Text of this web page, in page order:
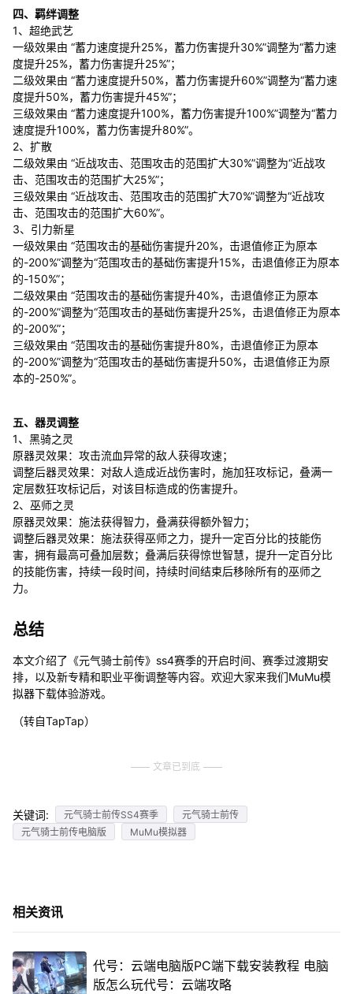
四、羁绊调整
1、超绝武艺
一级效果由 “蓄力速度提升25%，蓄力伤害提升30%”调整为“蓄力速
度提升25%，蓄力伤害提升25%”；
二级效果由 “蓄力速度提升50%，蓄力伤害提升60%”调整为“蓄力速
度提升50%，蓄力伤害提升45%”；
三级效果由 “蓄力速度提升100%，蓄力伤害提升100%”调整为“蓄力
速度提升100%，蓄力伤害提升80%”。
2、扩散
二级效果由 “近战攻击、范围攻击的范围扩大30%”调整为“近战攻
击、范围攻击的范围扩大25%”；
三级效果由 “近战攻击、范围攻击的范围扩大70%”调整为“近战攻
击、范围攻击的范围扩大60%”。
3、引力新星
一级效果由 “范围攻击的基础伤害提升20%，击退值修正为原本
的-200%”调整为“范围攻击的基础伤害提升15%，击退值修正为原本
的-150%”；
二级效果由 “范围攻击的基础伤害提升40%，击退值修正为原本
的-200%”调整为“范围攻击的基础伤害提升25%，击退值修正为原本
的-200%”；
三级效果由 “范围攻击的基础伤害提升80%，击退值修正为原本
的-200%”调整为“范围攻击的基础伤害提升50%，击退值修正为原
本的-250%”。
五、器灵调整
1、黑骑之灵
原器灵效果：攻击流血异常的敌人获得攻速；
调整后器灵效果：对敌人造成近战伤害时，施加狂攻标记，叠满一
定层数狂攻标记后，对该目标造成的伤害提升。
2、巫师之灵
原器灵效果：施法获得智力，叠满获得额外智力；
调整后器灵效果：施法获得巫师之力，提升一定百分比的技能伤
害，拥有最高可叠加层数；叠满后获得惊世智慧，提升一定百分比
的技能伤害，持续一段时间，持续时间结束后移除所有的巫师之
力。
总结
本文介绍了《元气骑士前传》ss4赛季的开启时间、赛季过渡期安
排，以及新专精和职业平衡调整等内容。欢迎大家来我们MuMu模
拟器下载体验游戏。
（转自TapTap）
文章已到底
关键词: 元气骑士前传SS4赛季
元气骑士前传
元气骑士前传电脑版
MuMu模拟器
相关资讯
代号：云端电脑版PC端下载安装教程 电脑
版怎么玩代号：云端攻略